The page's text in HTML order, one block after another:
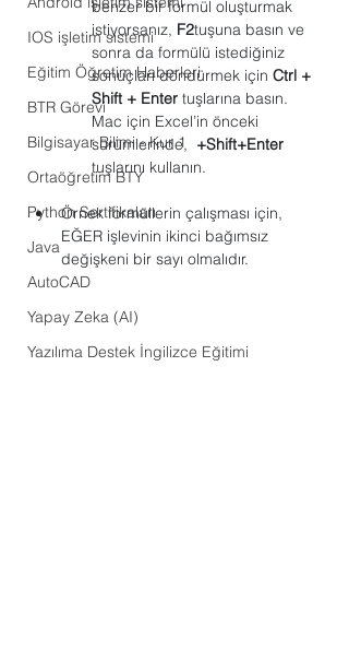
IOS işletim sistemi
Eğitim Öğretim Haberleri
BTR Görevi
Bilgisayar Bilimi - Kur 1
Ortaöğretim BTY
Python Sertifikaları
Java
AutoCAD
Yapay Zeka (AI)
Yazılıma Destek İngilizce Eğitimi
benzer bir formül oluşturmak
istiyorsanız, F2tuşuna basın ve
sonra da formülü istediğiniz
sonuçları döndürmek için Ctrl +
Shift + Enter tuşlarına basın.
Mac için Excel’in önceki
sürümlerinde, +Shift+Enter
tuşlarını kullanın.
Örnek formüllerin çalışması için,
EĞER işlevinin ikinci bağımsız
değişkeni bir sayı olmalıdır.